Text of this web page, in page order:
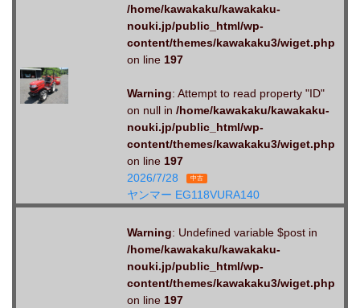
/home/kawakaku/kawakaku-
nouki.jp/public_html/wp-
content/themes/kawakaku3/wiget.php
on line 197
Warning: Attempt to read property "ID"
on null in /home/kawakaku/kawakaku-
nouki.jp/public_html/wp-
content/themes/kawakaku3/wiget.php
on line 197
2026/7/28
中古
ヤンマー EG118VURA140
Warning: Undefined variable $post in
/home/kawakaku/kawakaku-
nouki.jp/public_html/wp-
content/themes/kawakaku3/wiget.php
on line 197